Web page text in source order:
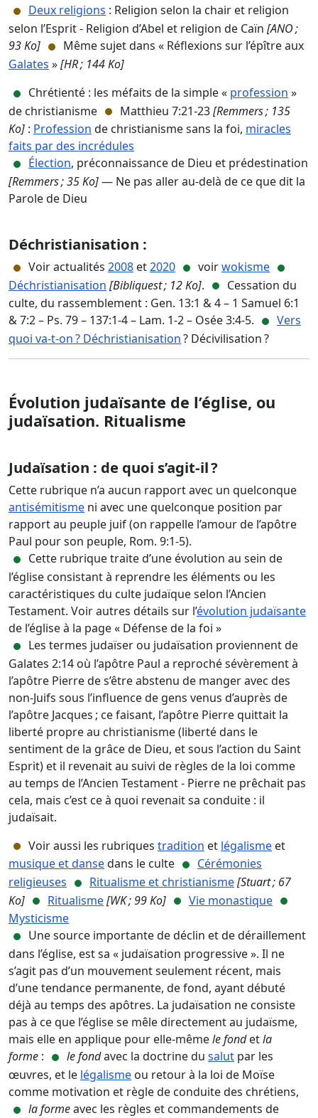
Deux religions : Religion selon la chair et religion
selon l’Esprit - Religion d’Abel et religion de Caïn [ANO ;
93 Ko]
Même sujet dans « Réflexions sur l’épître aux
Galates »[HR ; 144 Ko]
Chrétienté : les méfaits de la simple « profession »
de christianisme
Matthieu 7:21-23[Remmers ; 135
Ko] : Profession de christianisme sans la foi, miracles
faits par des incrédules
Élection, préconnaissance de Dieu et prédestination
[Remmers ; 35 Ko]— Ne pas aller au-delà de ce que dit la
Parole de Dieu
Déchristianisation :
Voir actualités 2008 et2020 voirwokisme
Déchristianisation [Bibliquest ; 12 Ko].
Cessation du
culte, du rassemblement : Gen. 13:1 & 4 – 1 Samuel 6:1
& 7:2 – Ps. 79 – 137:1-4 – Lam. 1-2 – Osée 3:4-5.
Vers
quoi va-t-on ? Déchristianisation? Décivilisation ?
Évolution judaïsante de l’église, ou
judaïsation. Ritualisme
Judaïsation : de quoi s’agit-il ?
Cette rubrique n’a aucun rapport avec un quelconque
antisémitisme ni avec une quelconque position par
rapport au peuple juif (on rappelle l’amour de l’apôtre
Paul pour son peuple, Rom. 9:1-5).
Cette rubrique traite d’une évolution au sein de
l’église consistant à reprendre les éléments ou les
caractéristiques du culte judaïque selon l’Ancien
Testament. Voir autres détails sur l’évolution judaïsante
de l’église à la page « Défense de la foi »
Les termes judaïser ou judaïsation proviennent de
Galates 2:14 où l’apôtre Paul a reproché sévèrement à
l’apôtre Pierre de s’être abstenu de manger avec des
non-Juifs sous l’influence de gens venus d’auprès de
l’apôtre Jacques ; ce faisant, l’apôtre Pierre quittait la
liberté propre au christianisme (liberté dans le
sentiment de la grâce de Dieu, et sous l’action du Saint
Esprit) et il revenait au suivi de règles de la loi comme
au temps de l’Ancien Testament - Pierre ne prêchait pas
cela, mais c’est ce à quoi revenait sa conduite : il
judaïsait.
Voir aussi les rubriques tradition et légalisme et
musique et dansedans le culte
Cérémonies
religieuses
Ritualisme et christianisme[Stuart ; 67
Ko]
Ritualisme[WK ; 99 Ko]
Vie monastique
Mysticisme
Une source importante de déclin et de déraillement
dans l’église, est sa « judaïsation progressive ». Il ne
s’agit pas d’un mouvement seulement récent, mais
d’une tendance permanente, de fond, ayant débuté
déjà au temps des apôtres. La judaïsation ne consiste
pas à ce que l’église se mêle directement au judaïsme,
mais elle en applique pour elle-mêmele fondetla
forme : le fondavec la doctrine du salut par les
œuvres, et le légalisme ou retour à la loi de Moïse
comme motivation et règle de conduite des chrétiens,
la formeavec les règles et commandements de